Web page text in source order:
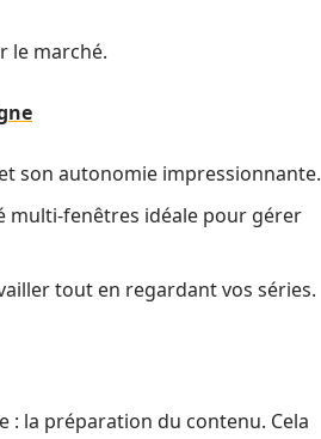
le marché.
son autonomie impressionnante.
multi-fenêtres idéale pour gérer
tout en regardant vos séries.
: la préparation du contenu. Cela